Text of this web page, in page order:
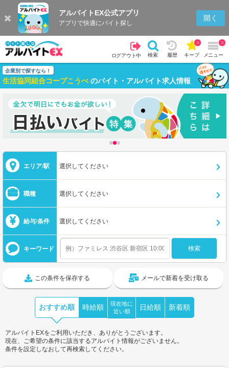
アルバイトEX公式アプリ
アプリで快適にバイト探し
開く
ログアウト中 検索 履歴 キープ
0
メニュー
0
企業別で探すなら！
生活協同組合コープこうべのバイト・アルバイト求人情報
エリア/駅 選択してください
職種 選択してください
給与/条件 選択してください
キーワード
この条件を保存する メールで新着を受け取る
おすすめ順 時給順
現在地に
近い順
日給順 新着順
アルバイトEXをご利用いただき、ありがとうございます。
現在、ご希望の条件に該当するアルバイト情報がございません。
条件を設定しなおして再検索してください。